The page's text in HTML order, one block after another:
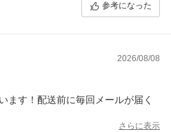
参考になった
2026/08/08
ます！配送前に毎回メールが届く
さらに表示